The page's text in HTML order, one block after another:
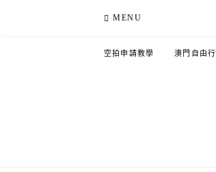
MENU
空拍申請教學 澳門自由行